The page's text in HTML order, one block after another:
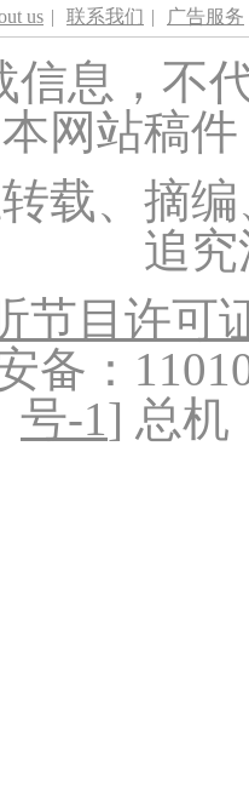
us | 联系我们 | 广告服务
信息，不
本网站稿
载、摘
追
节目许可
备：
号-1] 总机